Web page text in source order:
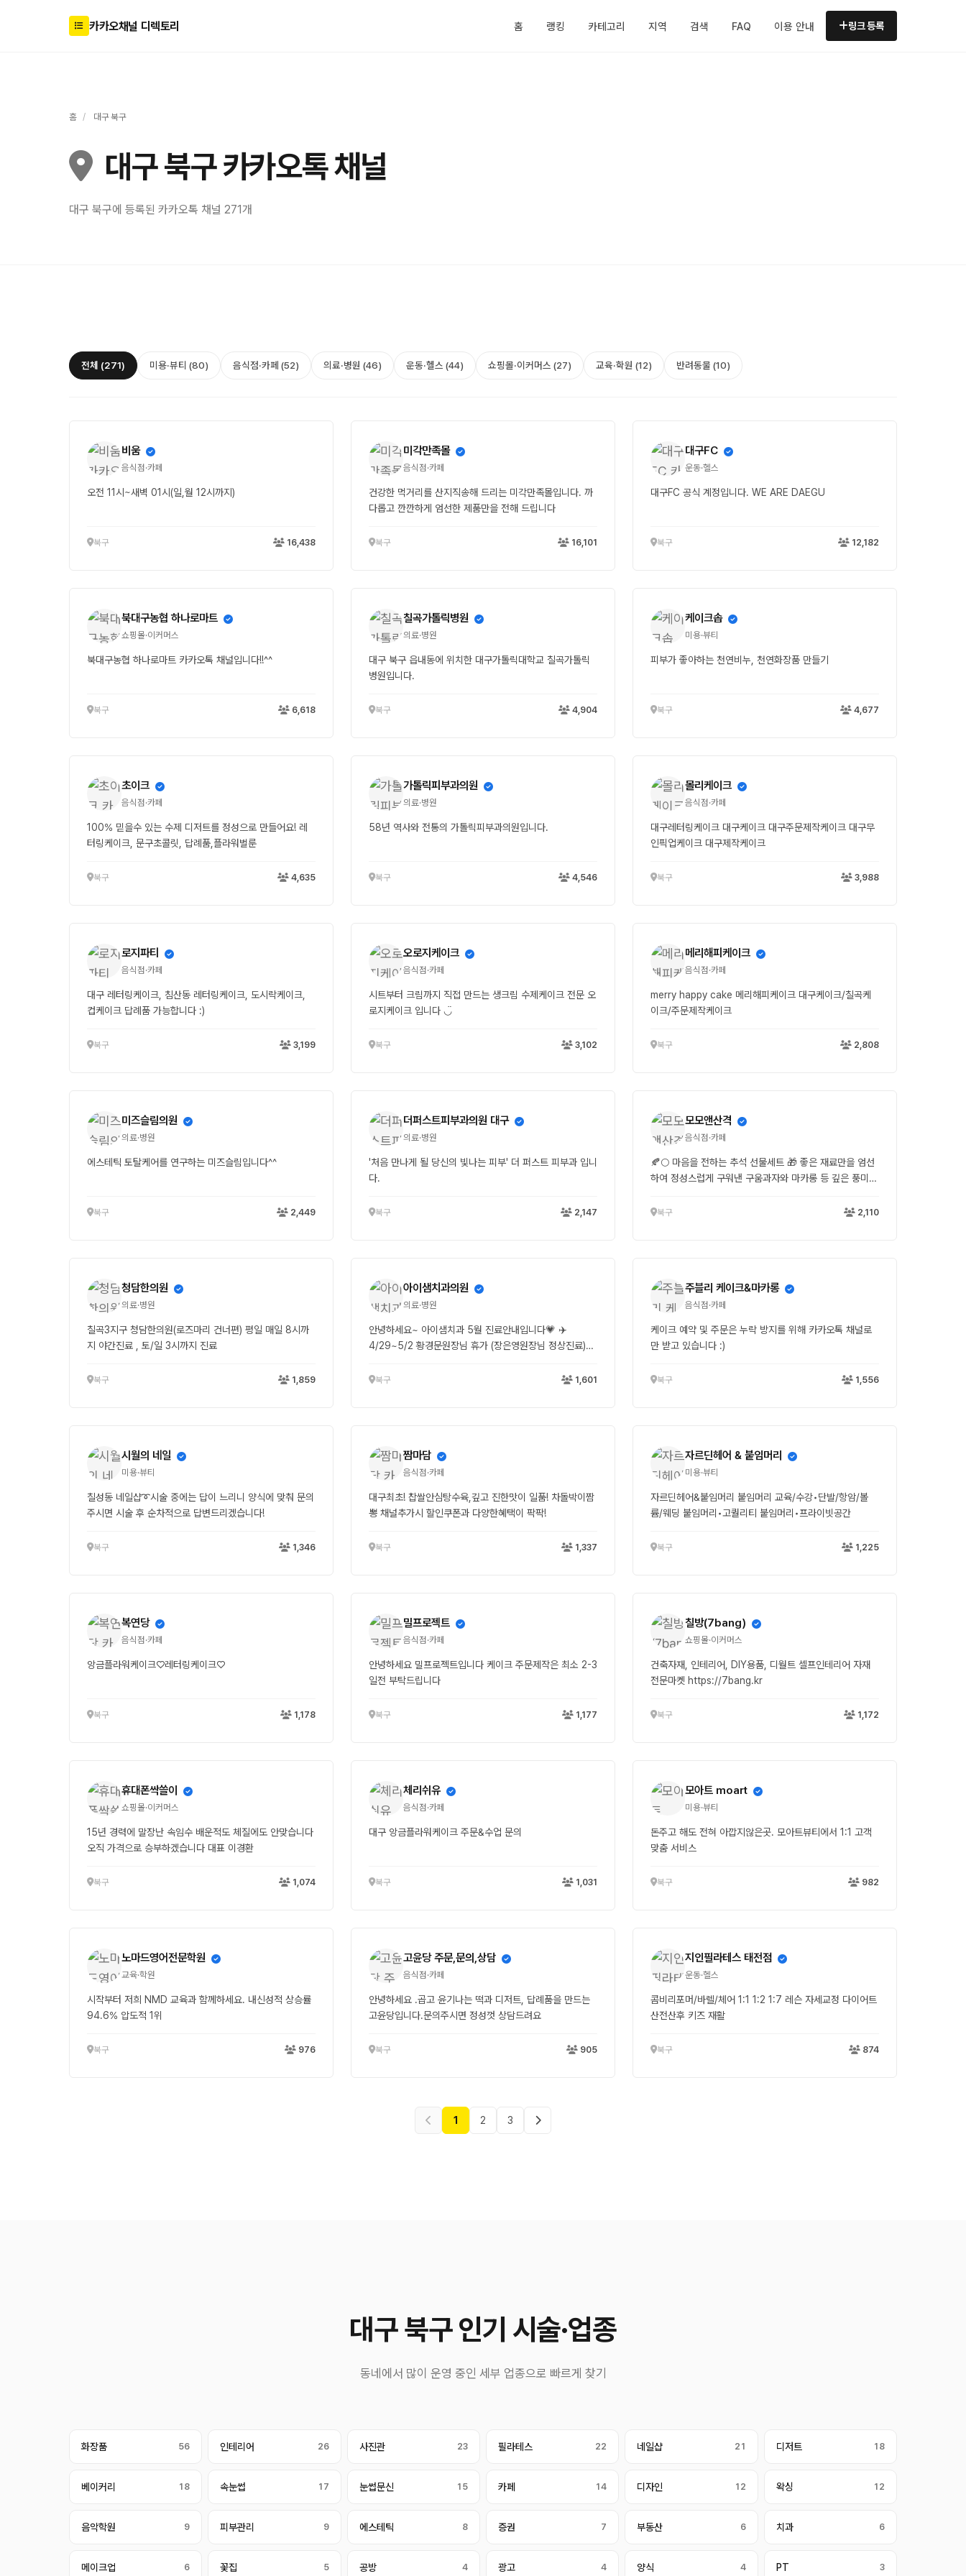
카카오채널 디렉토리 홈 랭킹 카테고리 지역 검색 FAQ 이용 안내 링크 등록
홈 / 대구 북구
대구 북구 카카오톡 채널
대구 북구에 등록된 카카오톡 채널 271개
전체 (271) 미용·뷰티 (80) 음식점·카페 (52) 의료·병원 (46) 운동·헬스 (44) 쇼핑몰·이커머스 (27) 교육·학원 (12) 반려동물 (10)
비움
음식점·카페
오전 11시~새벽 01시(일,월 12시까지)
북구 16,438
미각만족몰
음식점·카페
건강한 먹거리를 산지직송해 드리는 미각만족몰입니다. 까
다롭고 깐깐하게 엄선한 제품만을 전해 드립니다
북구 16,101
대구FC
운동·헬스
대구FC 공식 계정입니다. WE ARE DAEGU
북구 12,182
북대구농협 하나로마트
쇼핑몰·이커머스
북대구농협 하나로마트 카카오톡 채널입니다!!^^
북구 6,618
칠곡가톨릭병원
의료·병원
대구 북구 읍내동에 위치한 대구가톨릭대학교 칠곡가톨릭
병원입니다.
북구 4,904
케이크솝
미용·뷰티
피부가 좋아하는 천연비누, 천연화장품 만들기
북구 4,677
초이크
음식점·카페
100% 믿을수 있는 수제 디저트를 정성으로 만들어요! 레
터링케이크, 문구초콜릿, 답례품,플라워벌룬
북구 4,635
가톨릭피부과의원
의료·병원
58년 역사와 전통의 가톨릭피부과의원입니다.
북구 4,546
몰리케이크
음식점·카페
대구레터링케이크 대구케이크 대구주문제작케이크 대구무
인픽업케이크 대구제작케이크
북구 3,988
로지파티
음식점·카페
대구 레터링케이크, 침산동 레터링케이크, 도시락케이크,
컵케이크 답례품 가능합니다 :)
북구 3,199
오로지케이크
음식점·카페
시트부터 크림까지 직접 만드는 생크림 수제케이크 전문 오
로지케이크 입니다 ◡̈
북구 3,102
메리해피케이크
음식점·카페
merry happy cake 메리해피케이크 대구케이크/칠곡케
이크/주문제작케이크
북구 2,808
미즈슬림의원
의료·병원
에스테틱 토탈케어를 연구하는 미즈슬림입니다^^
북구 2,449
더퍼스트피부과의원 대구
의료·병원
'처음 만나게 될 당신의 빛나는 피부' 더 퍼스트 피부과 입니
다.
북구 2,147
모모앤산격
음식점·카페
🍂🌕 마음을 전하는 추석 선물세트 🎁 좋은 재료만을 엄선
하여 정성스럽게 구워낸 구움과자와 마카롱 등 깊은 풍미와
니다. 풍성한 한가위, 사랑과 감사가 가득 채워지길 기원합
다. 단체 주문 및 예약 또한 가능합니다. 📍모모앤 구미 /
모모앤 산격 📩 주문문의는 카카오채널로 편하게 문의주세
북구 2,110
청담한의원
의료·병원
칠곡3지구 청담한의원(로즈마리 건너편) 평일 매일 8시까
지 야간진료 , 토/일 3시까지 진료
북구 1,859
아이샘치과의원
의료·병원
안녕하세요~ 아이샘치과 5월 진료안내입니다💗 ✈️
4/29~5/2 황경문원장님 휴가 (장은영원장님 정상진료)
전직원 야유회 일정으로 휴진합니다~^^ 내원 및 예약에 참
북구 1,601
주블리 케이크&마카롱
음식점·카페
케이크 예약 및 주문은 누락 방지를 위해 카카오톡 채널로
만 받고 있습니다 :)
북구 1,556
시월의 네일
미용·뷰티
칠성동 네일샵➰시술 중에는 답이 느리니 양식에 맞춰 문의
주시면 시술 후 순차적으로 답변드리겠습니다!
북구 1,346
짬마담
음식점·카페
대구최초! 찹쌀안심탕수육,깊고 진한맛이 일품! 차돌박이짬
뽕 채널추가시 할인쿠폰과 다양한혜택이 팍팍!
북구 1,337
자르딘헤어 & 붙임머리
미용·뷰티
자르딘헤어&붙임머리 붙임머리 교육/수강•단발/항암/볼
륨/웨딩 붙임머리•고퀄리티 붙임머리•프라이빗공간
북구 1,225
복연당
음식점·카페
앙금플라워케이크♡레터링케이크♡
북구 1,178
밀프로젝트
음식점·카페
안녕하세요 밀프로젝트입니다 케이크 주문제작은 최소 2-3
일전 부탁드립니다
북구 1,177
칠방(7bang)
쇼핑몰·이커머스
건축자재, 인테리어, DIY용품, 디월트 셀프인테리어 자재
전문마켓 https://7bang.kr
북구 1,172
휴대폰싹쓸이
쇼핑몰·이커머스
15년 경력에 말장난 속임수 배운적도 체질에도 안맞습니다
오직 가격으로 승부하겠습니다 대표 이경환
북구 1,074
체리쉬유
음식점·카페
대구 앙금플라워케이크 주문&수업 문의
북구 1,031
모아트 moart
미용·뷰티
돈주고 해도 전혀 아깝지않은곳. 모아트뷰티에서 1:1 고객
맞춤 서비스
북구 982
노마드영어전문학원
교육·학원
시작부터 저희 NMD 교육과 함께하세요. 내신성적 상승률
94.6% 압도적 1위
북구 976
고윤당 주문,문의,상담
음식점·카페
안녕하세요 .곱고 윤기나는 떡과 디저트, 답례품을 만드는
고윤당입니다.문의주시면 정성껏 상담드려요
북구 905
지인필라테스 태전점
운동·헬스
콤비리포머/바렐/체어 1:1 1:2 1:7 레슨 자세교정 다이어트
산전산후 키즈 재활
북구 874
1 2 3
대구 북구 인기 시술·업종
동네에서 많이 운영 중인 세부 업종으로 빠르게 찾기
화장품 56 인테리어 26 사진관 23 필라테스 22 네일샵 21 디저트 18
베이커리 18 속눈썹 17 눈썹문신 15 카페 14 디자인 12 왁싱 12
음악학원 9 피부관리 9 에스테틱 8 증권 7 부동산 6 치과 6
메이크업 6 꽃집 5 공방 4 광고 4 양식 4 PT 3